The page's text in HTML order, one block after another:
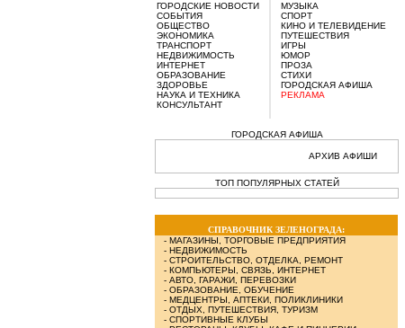
ГОРОДСКИЕ НОВОСТИ
СОБЫТИЯ
ОБЩЕСТВО
ЭКОНОМИКА
ТРАНСПОРТ
НЕДВИЖИМОСТЬ
ИНТЕРНЕТ
ОБРАЗОВАНИЕ
ЗДОРОВЬЕ
НАУКА И ТЕХНИКА
КОНСУЛЬТАНТ
МУЗЫКА
СПОРТ
КИНО И ТЕЛЕВИДЕНИЕ
ПУТЕШЕСТВИЯ
ИГРЫ
ЮМОР
ПРОЗА
СТИХИ
ГОРОДСКАЯ АФИША
РЕКЛАМА
ГОРОДСКАЯ АФИША
АРХИВ АФИШИ
ТОП ПОПУЛЯРНЫХ СТАТЕЙ
СПРАВОЧНИК ЗЕЛЕНОГРАДА:
- МАГАЗИНЫ, ТОРГОВЫЕ ПРЕДПРИЯТИЯ
- НЕДВИЖИМОСТЬ
- СТРОИТЕЛЬСТВО, ОТДЕЛКА, РЕМОНТ
- КОМПЬЮТЕРЫ, СВЯЗЬ, ИНТЕРНЕТ
- АВТО, ГАРАЖИ, ПЕРЕВОЗКИ
- ОБРАЗОВАНИЕ, ОБУЧЕНИЕ
- МЕДЦЕНТРЫ, АПТЕКИ, ПОЛИКЛИНИКИ
- ОТДЫХ, ПУТЕШЕСТВИЯ, ТУРИЗМ
- СПОРТИВНЫЕ КЛУБЫ